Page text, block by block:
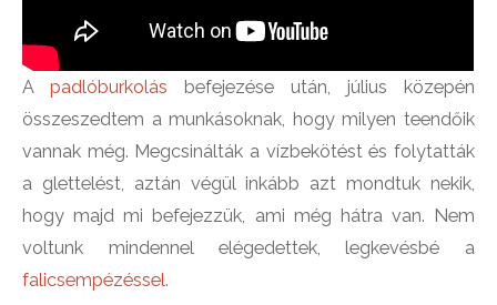
Apadlóburkolás befejezése után, július közepén
összeszedtem a munkásoknak, hogy milyen teendőik
vannak még. Megcsinálták a vízbekötést és folytatták
a glettelést, aztán végül inkább azt mondtuk nekik,
hogy majd mi befejezzük, ami még hátra van. Nem
voltunk mindennel elégedettek, legkevésbé a
falicsempézéssel.